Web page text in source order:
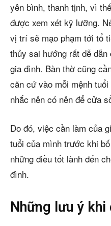
yên bình, thanh tịnh, vì
được xem xét kỹ lưỡng.
vị trí sẽ mạo phạm tới tổ
thủy sai hướng rất dễ
gia đình. Bàn thờ cũng
căn cứ vào mỗi mệnh
nhắc nên có nên để cửa
Do đó, việc cần làm của
tuổi của mình trước khi
những điều tốt lành đến
đình.
Những lưu ý